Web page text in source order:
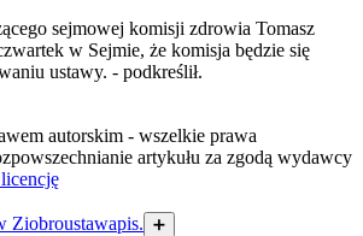
sejmowej komisji zdrowia Tomasz
w Sejmie, że komisja będzie się
ustawy. - podkreślił.
autorskim - wszelkie prawa
artykułu za zgodą wydawcy
Ziobroustawapis. ➕